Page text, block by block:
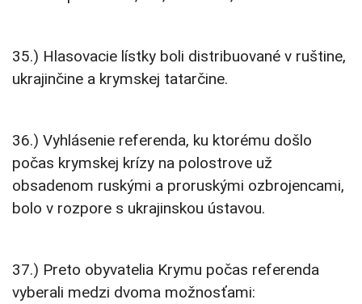
35.) Hlasovacie lístky boli distribuované v ruštine,
ukrajinčine a krymskej tatarčine.
36.) Vyhlásenie referenda, ku ktorému došlo
počas krymskej krízy na polostrove už
obsadenom ruskými a proruskými ozbrojencami,
bolo v rozpore s ukrajinskou ústavou.
37.) Preto obyvatelia Krymu počas referenda
vyberali medzi dvoma možnosťami: